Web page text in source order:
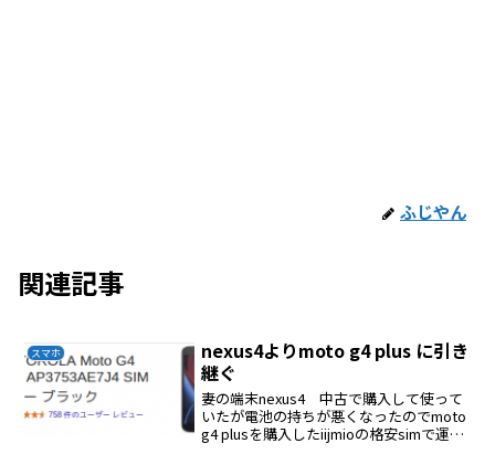
ふじやん
関連記事
スマホ
nexus4よりmoto g4 plus に引き
継ぐ
妻の端末nexus4 中古で購入して使って
いたが電池の持ちが悪くなったのでmoto
g4 plusを購入したiijmioの格安simで運用